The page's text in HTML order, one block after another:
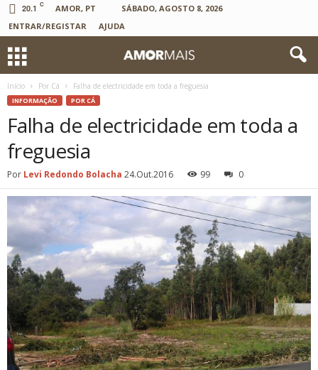
20.1 C AMOR, PT
SÁBADO, AGOSTO 8, 2026
ENTRAR/REGISTAR
AJUDA
Início Por Cá Falha de electricidade em toda a freguesia
INFORMAÇÃO POR CÁ
Falha de electricidade em toda a
freguesia
Por Levi Redondo Bolacha 24.Out.2016 99 0